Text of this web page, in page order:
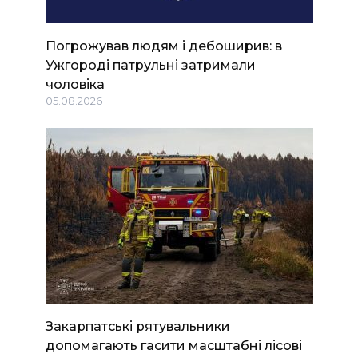
Погрожував людям і дебоширив: в
Ужгороді патрульні затримали
чоловіка
05.08.2026
Закарпатські рятувальники
допомагають гасити масштабні лісові